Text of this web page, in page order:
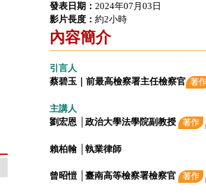
發表日期： 2024年07月03日
影片長度： 約2小時
內容簡介
引言人
蔡碧玉｜前最高檢察署主任檢察官
主講人
劉宏恩 │政治大學法學院副教授
賴柏翰 │執業律師
曾昭愷 │臺南高等檢察署檢察官